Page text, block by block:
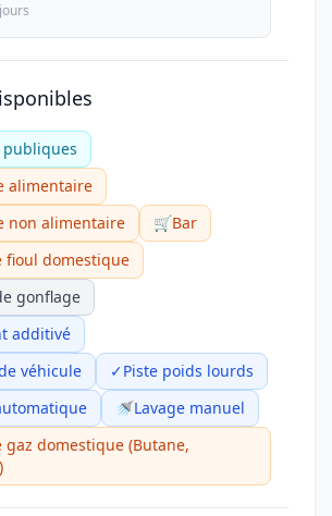
publiques
alimentaire
non alimentaire 🛒Bar
fioul domestique
gonflage
additivé
véhicule ✓Piste poids lourds
🚿Lavage manuel
gaz domestique (Butane,